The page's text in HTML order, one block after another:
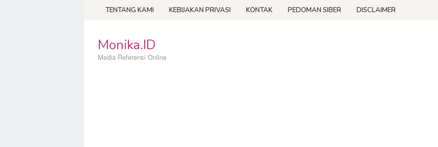
TENTANG KAMI KEBIJAKAN PRIVASI KONTAK PEDOMAN SIBER DISCLAIMER
Monika.ID
Media Referensi Online